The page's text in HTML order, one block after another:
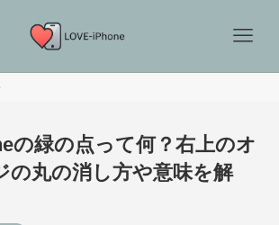
の緑の点って何？右上のオ
の丸の消し方や意味を解